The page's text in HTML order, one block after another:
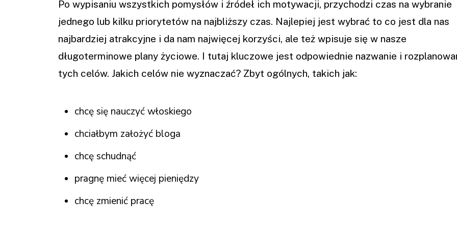
Po wypisaniu wszystkich pomysłów i źródeł ich motywacji, przychodzi czas na wybranie
jednego lub kilku priorytetów na najbliższy czas. Najlepiej jest wybrać to co jest dla nas
najbardziej atrakcyjne i da nam najwięcej korzyści, ale też wpisuje się w nasze
długoterminowe plany życiowe. I tutaj kluczowe jest odpowiednie nazwanie i
tych celów. Jakich celów nie wyznaczać? Zbyt ogólnych, takich jak:
chcę się nauczyć włoskiego
chciałbym założyć bloga
chcę schudnąć
pragnę mieć więcej pieniędzy
chcę zmienić pracę